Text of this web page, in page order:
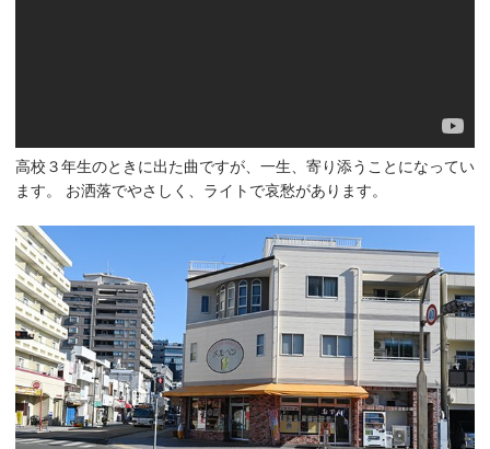
高校３年生のときに出た曲ですが、一生、寄り添うことになってい
ます。 お洒落でやさしく、ライトで哀愁があります。